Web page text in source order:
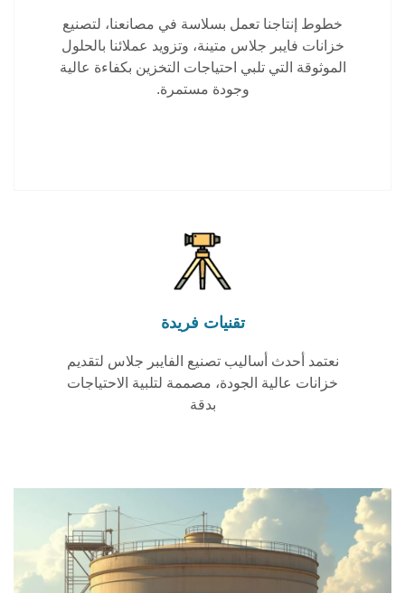
خطوط إنتاجنا تعمل بسلاسة في مصانعنا، لتصنيع
خزانات فايبر جلاس متينة، وتزويد عملائنا بالحلول
الموثوقة التي تلبي احتياجات التخزين بكفاءة عالية
وجودة مستمرة.
تقنيات فريدة
نعتمد أحدث أساليب تصنيع الفايبر جلاس لتقديم
خزانات عالية الجودة، مصممة لتلبية الاحتياجات
بدقة